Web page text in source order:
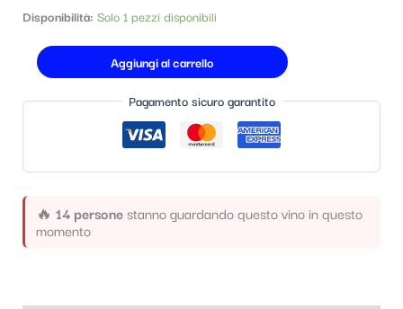
Disponibilità: Solo 1 pezzi disponibili
Aggiungi al carrello
Pagamento sicuro garantito
🔥 14 personestanno guardando questo vino in questo
momento